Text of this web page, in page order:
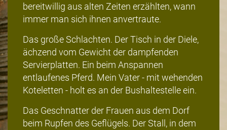
bereitwillig aus alten Zeiten erzählten, wann
immer man sich ihnen anvertraute.
Das große Schlachten. Der Tisch in der Diele,
ächzend vom Gewicht der dampfenden
Servierplatten. Ein beim Anspannen
entlaufenes Pferd. Mein Vater - mit wehenden
Koteletten - holt es an der Bushaltestelle ein.
Das Geschnatter der Frauen aus dem Dorf
beim Rupfen des Geflügels. Der Stall, in dem